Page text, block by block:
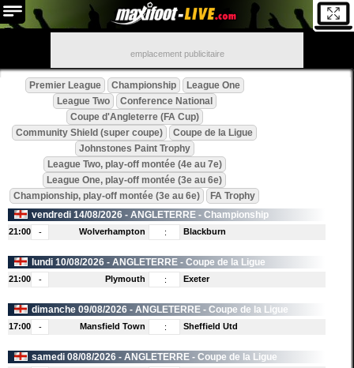
emplacement publicitaire
Premier League Championship
League One
League Two
Conference National
Coupe d'Angleterre (FA Cup)
Community Shield (super coupe)
Coupe de la Ligue
Johnstones Paint Trophy
League Two, play-off montée (4e au 7e)
League One, play-off montée (3e au 6e)
Championship, play-off montée (3e au 6e)
FA Trophy
vendredi 14/08/2026 - ANGLETERRE - Championship
21:00 - Wolverhampton : Blackburn
lundi 10/08/2026 - ANGLETERRE - Coupe de la Ligue
21:00 - Plymouth : Exeter
dimanche 09/08/2026 - ANGLETERRE - Coupe de la Ligue
17:00 - Mansfield Town : Sheffield Utd
samedi 08/08/2026 - ANGLETERRE - Coupe de la Ligue